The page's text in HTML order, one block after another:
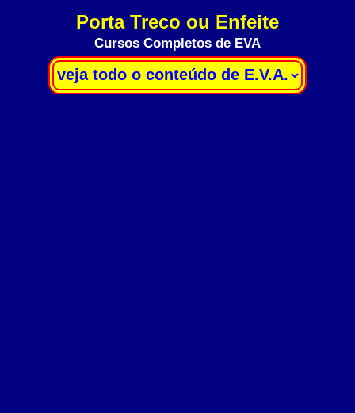
Porta Treco ou Enfeite
Cursos Completos de EVA